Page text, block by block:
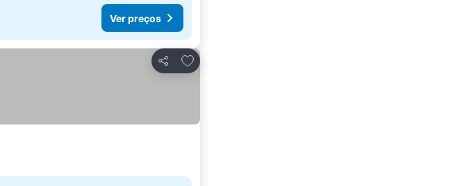
Ver preços
Partilhar
Adicionar aos favoritos